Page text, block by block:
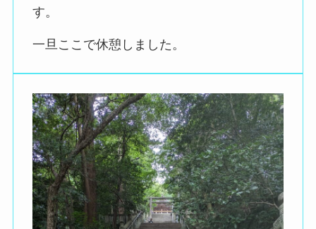
す。
一旦ここで休憩しました。